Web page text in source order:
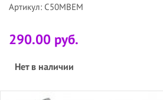
Артикул: C50MBEM
290.00 руб.
Нет в наличии